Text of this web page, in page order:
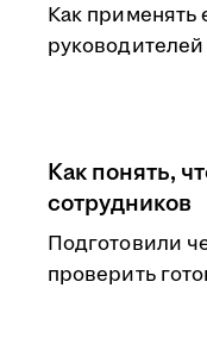
Как применять
Как понять,
сотрудников
Подготовили
проверить